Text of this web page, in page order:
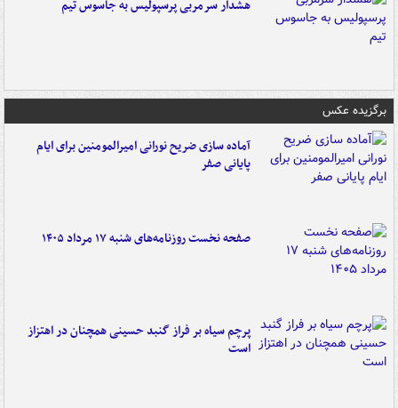
هشدار سرمربی پرسپولیس به جاسوس تیم
برگزیده عکس
آماده سازی ضریح نورانی امیرالمومنین برای ایام
پایانی صفر
صفحه نخست روزنامه‌های شنبه ۱۷ مرداد ۱۴۰۵
پرچم سیاه بر فراز گنبد حسینی همچنان در اهتزاز
است